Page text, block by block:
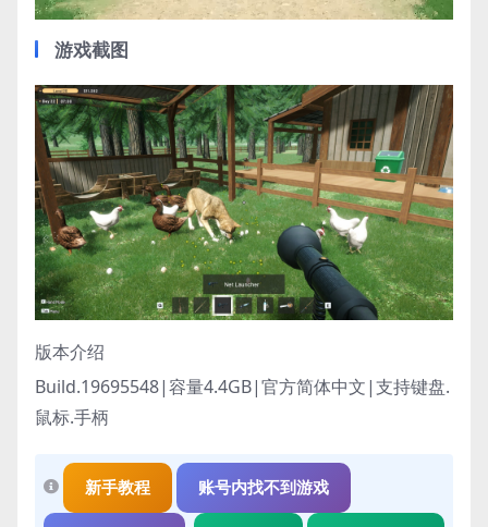
游戏截图
版本介绍
Build.19695548|容量4.4GB|官方简体中文|支持键盘.
鼠标.手柄
新手教程 账号内找不到游戏